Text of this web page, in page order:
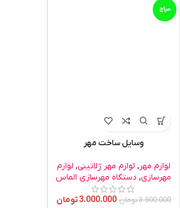
حراج
وسایل ساخت مهر
لوازم مهر, لوازم مهر ژلاتینی, لوازم
مهرسازی, دستگاه مهرسازی الماس
3.500.000تومان 3.000.000تومان